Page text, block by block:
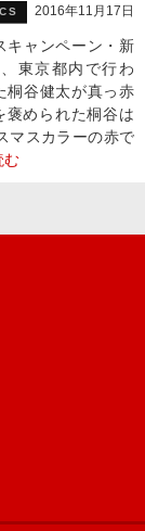
2016年11月17日
ャンペーン・新
東京都内で行わ
桐谷健太が真っ赤
褒められた桐谷は
マスカラーの赤で
む